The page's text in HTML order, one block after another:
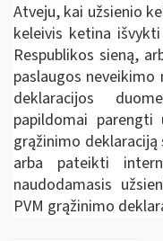
Atveju, kai užsienio
keleivis ketina
Respublikos sieną,
paslaugos
deklaracijos
papildomai parengti
grąžinimo deklaraciją
arba pateikti
naudodamasis
PVM grąžinimo